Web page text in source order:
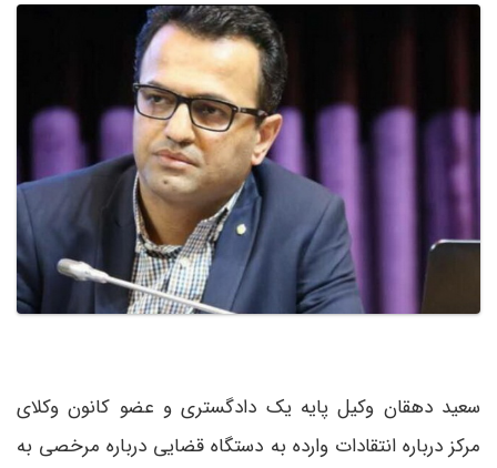
سعید دهقان وکیل پایه یک دادگستری و عضو کانون وکلای
مرکز درباره انتقادات وارده به دستگاه قضایی درباره مرخصی به